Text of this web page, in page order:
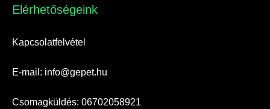
Elérhetőségeink​
Kapcsolatfelvétel
E-mail: info@gepet.hu
Csomagküldés: 06702058921